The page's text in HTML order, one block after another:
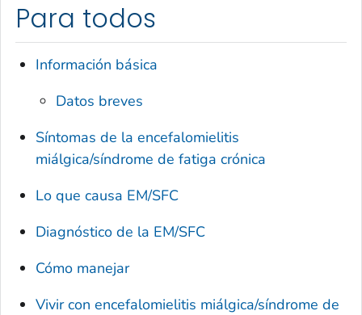
Para todos
Información básica
Datos breves
Síntomas de la encefalomielitis
miálgica/síndrome de fatiga crónica
Lo que causa EM/SFC
Diagnóstico de la EM/SFC
Cómo manejar
Vivir con encefalomielitis miálgica/síndrome de